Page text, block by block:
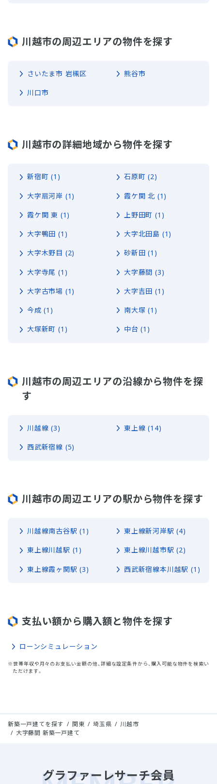
川越市の周辺エリアの物件を探す
さいたま市 岩槻区 熊谷市
川口市
川越市の詳細地域から物件を探す
新宿町 (1) 石原町 (2)
大字扇河岸 (1) 霞ケ関 北 (1)
霞ケ関 東 (1) 上野田町 (1)
大字鴨田 (1) 大字北田島 (1)
大字木野目 (2) 砂新田 (1)
大字寺尾 (1) 大字藤間 (3)
大字古市場 (1) 大字吉田 (1)
今成 (1) 南大塚 (1)
大塚新町 (1) 中台 (1)
川越市の周辺エリアの沿線から物件を探
す
川越線 (3) 東上線 (14)
西武新宿線 (5)
川越市の周辺エリアの駅から物件を探す
川越線南古谷駅 (1) 東上線新河岸駅 (4)
東上線川越駅 (1) 東上線川越市駅 (2)
東上線霞ヶ関駅 (3) 西武新宿線本川越駅 (1)
支払い額から購入額と物件を探す
ローンシミュレーション
※世帯年収や月々のお支払い金額の他、詳細な設定条件から、購入可能な物件を検索い
ただけます。
新築一戸建てを探す 関東 埼玉県
川越市
大字藤間 新築一戸建て
グラファーレサーチ会員